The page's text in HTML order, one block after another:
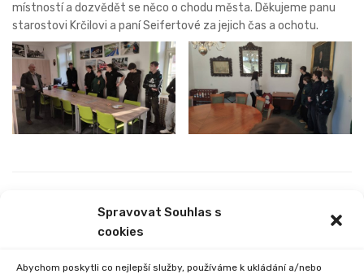
Spravovat Souhlas s
cookies
Abychom poskytli co nejlepší služby, používáme k ukládání a/nebo
místností a dozvědět se něco o chodu města. Děkujeme panu
starostovi Krčilovi a paní Seifertové za jejich čas a ochotu.
BRUSLENÍ 1. STUPNĚ
ZÁPIS K ZÁKLADNÍMU